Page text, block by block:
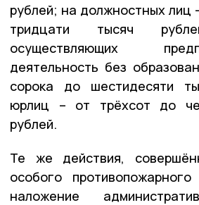
рублей; на должностных лиц
тридцати тысяч
осуществляющих
деятельность без
сорока до шестидесяти
юрлиц – от трёхсот до
рублей.
Те же действия,
особого
наложение